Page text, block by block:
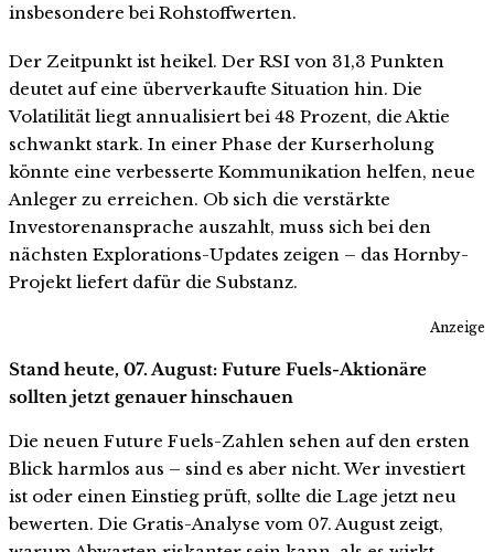
insbesondere bei Rohstoffwerten.
Der Zeitpunkt ist heikel. Der RSI von 31,3 Punkten
deutet auf eine überverkaufte Situation hin. Die
Volatilität liegt annualisiert bei 48 Prozent, die Aktie
schwankt stark. In einer Phase der Kurserholung
könnte eine verbesserte Kommunikation helfen, neue
Anleger zu erreichen. Ob sich die verstärkte
Investorenansprache auszahlt, muss sich bei den
nächsten Explorations-Updates zeigen – das Hornby-
Projekt liefert dafür die Substanz.
Anzeige
Stand heute, 07. August: Future Fuels-Aktionäre
sollten jetzt genauer hinschauen
Die neuen Future Fuels-Zahlen sehen auf den ersten
Blick harmlos aus – sind es aber nicht. Wer investiert
ist oder einen Einstieg prüft, sollte die Lage jetzt neu
bewerten. Die Gratis-Analyse vom 07. August zeigt,